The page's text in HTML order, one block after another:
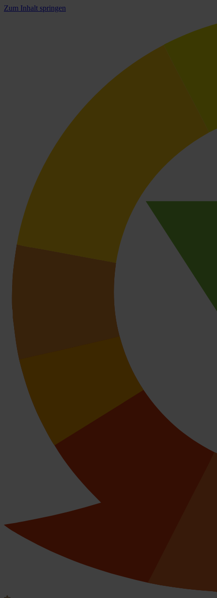
Zum Inhalt springen